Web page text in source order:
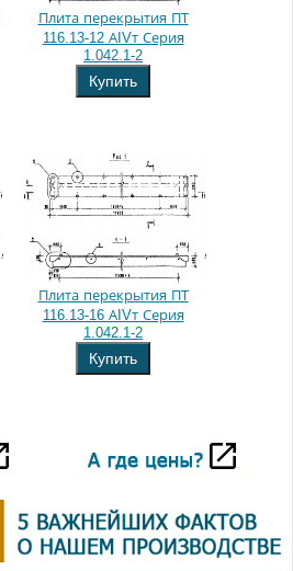
Плита перекрытия ПТ
116.13-12 АIVт Серия
1.042.1-2
Купить
Плита перекрытия ПТ
116.13-16 АIVт Серия
1.042.1-2
Купить